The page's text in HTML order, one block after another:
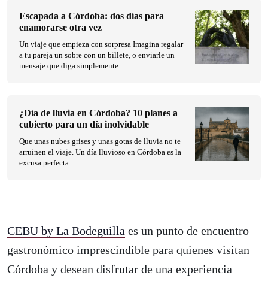
CEBU by La Bodeguilla es un punto de encuentro
gastronómico imprescindible para quienes visitan
Córdoba y desean disfrutar de una experiencia
Escapada a Córdoba: dos días para
enamorarse otra vez
Un viaje que empieza con sorpresa Imagina regalar
a tu pareja un sobre con un billete, o enviarle un
mensaje que diga simplemente:
¿Día de lluvia en Córdoba? 10 planes a
cubierto para un día inolvidable
Que unas nubes grises y unas gotas de lluvia no te
arruinen el viaje. Un día lluvioso en Córdoba es la
excusa perfecta